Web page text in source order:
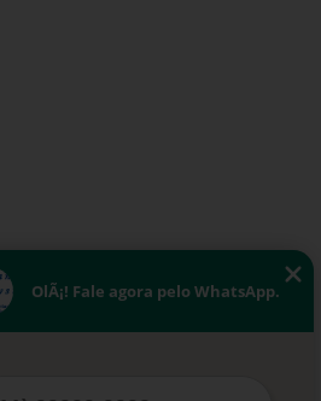
OlÃ¡! Fale agora pelo WhatsApp.